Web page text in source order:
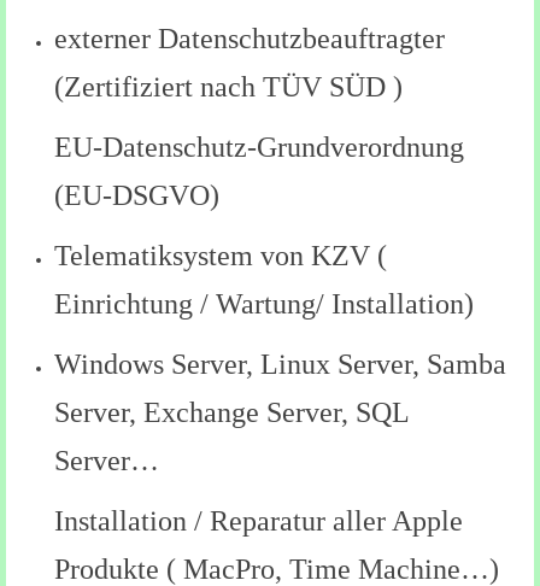
externer Datenschutzbeauftragter
(Zertifiziert nach TÜV SÜD )
EU-Datenschutz-Grundverordnung
(EU-DSGVO)
Telematiksystem von KZV (
Einrichtung / Wartung/ Installation)
Windows Server, Linux Server, Samba
Server, Exchange Server, SQL
Server…
Installation / Reparatur aller Apple
Produkte ( MacPro, Time Machine…)